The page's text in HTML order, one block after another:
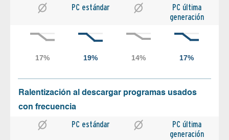
PC estándar
PC última
generación
Ralentización al descargar programas usados
con frecuencia
PC estándar
PC última
generación